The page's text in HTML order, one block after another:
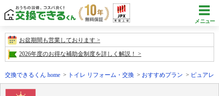
メニュー
お盆期間も営業しております
2026年度のお得な補助金制度を詳しく解説！
交換できるくん home トイレ リフォーム・交換 おすすめプラン ピュアレ